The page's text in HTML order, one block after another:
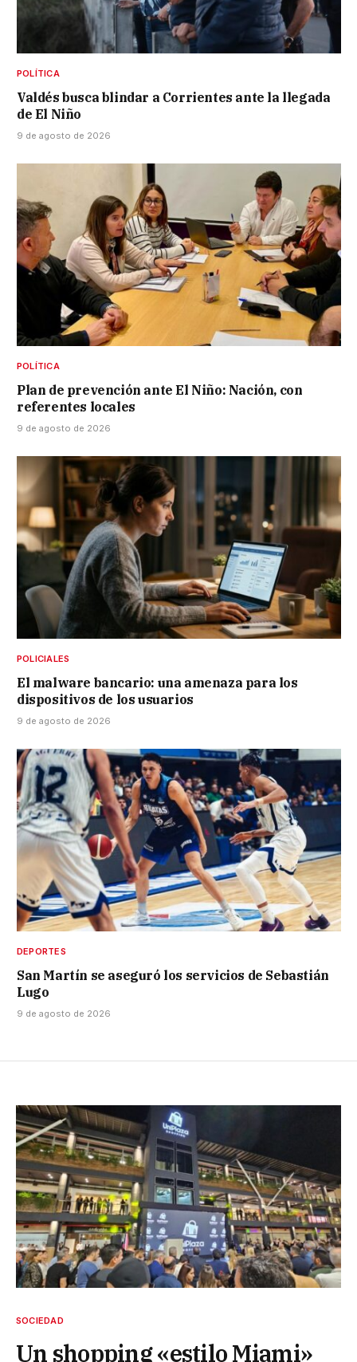
POLÍTICA
Valdés busca blindar a Corrientes ante la llegada
de El Niño
9 de agosto de 2026
POLÍTICA
Plan de prevención ante El Niño: Nación, con
referentes locales
9 de agosto de 2026
POLICIALES
El malware bancario: una amenaza para los
dispositivos de los usuarios
9 de agosto de 2026
DEPORTES
San Martín se aseguró los servicios de Sebastián
Lugo
9 de agosto de 2026
SOCIEDAD
Un shopping «estilo Miami»